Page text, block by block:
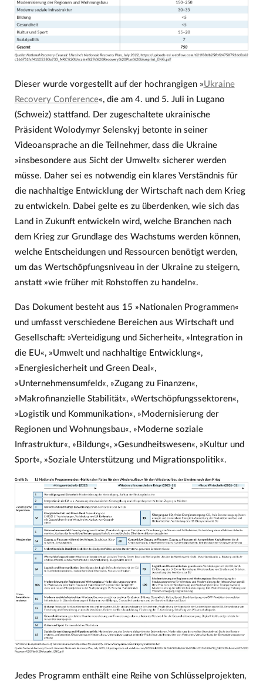
Dieser wurde vorgestellt auf der hochrangigen »Ukraine
Recovery Conference«, die am 4. und 5. Juli in Lugano
(Schweiz) stattfand. Der zugeschaltete ukrainische
Präsident Wolodymyr Selenskyj betonte in seiner
Videoansprache an die Teilnehmer, dass die Ukraine
»insbesondere aus Sicht der Umwelt« sicherer werden
müsse. Daher sei es notwendig ein klares Verständnis für
die nachhaltige Entwicklung der Wirtschaft nach dem Krieg
zu entwickeln. Dabei gelte es zu überdenken, wie sich das
Land in Zukunft entwickeln wird, welche Branchen nach
dem Krieg zur Grundlage des Wachstums werden können,
welche Entscheidungen und Ressourcen benötigt werden,
um das Wertschöpfungsniveau in der Ukraine zu steigern,
anstatt »wie früher mit Rohstoffen zu handeln«.
Das Dokument besteht aus 15 »Nationalen Programmen«
und umfasst verschiedene Bereichen aus Wirtschaft und
Gesellschaft: »Verteidigung und Sicherheit«, »Integration in
die EU«, »Umwelt und nachhaltige Entwicklung«,
»Energiesicherheit und Green Deal«,
»Unternehmensumfeld«, »Zugang zu Finanzen«,
»Makrofinanzielle Stabilität«, »Wertschöpfungssektoren«,
»Logistik und Kommunikation«, »Modernisierung der
Regionen und Wohnungsbau«, »Moderne soziale
Infrastruktur«, »Bildung«, »Gesundheitswesen«, »Kultur und
Sport«, »Soziale Unterstützung und Migrationspolitik«.
Jedes Programm enthält eine Reihe von Schlüsselprojekten,